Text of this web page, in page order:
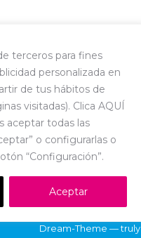
terceros para fines
personalizada en
de tus hábitos de
visitadas). Clica AQUÍ
aceptar todas las
o configurarlas o
“Configuración”.
Aceptar
Dream-Theme — truly